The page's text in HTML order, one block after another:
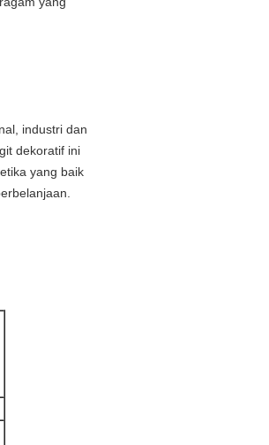
industri dan
dekoratif ini
yang baik